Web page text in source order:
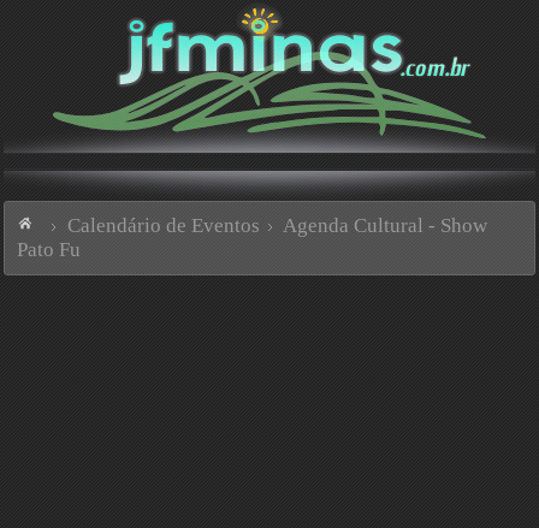
Calendário de Eventos
Agenda Cultural - Show
Pato Fu